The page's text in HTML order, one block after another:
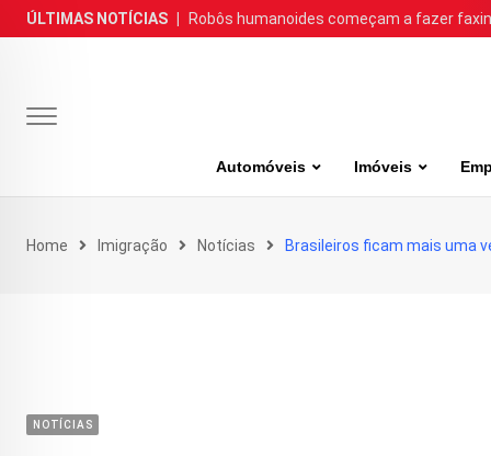
Skip
to
ÚLTIMAS NOTÍCIAS Robôs humanoides começam a fazer
Automóveis Imóveis
Home Imigração Notícias Brasileiros ficam mais uma
NOTÍCIAS